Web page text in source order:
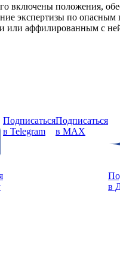
включены положения,
экспертизы по
или аффилированным с
Подписаться
в Telegram
Подписаться
в MAX
в